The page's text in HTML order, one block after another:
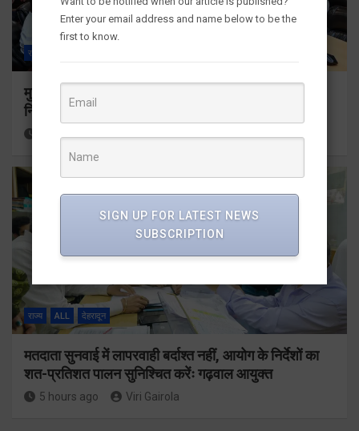
राज्य
मुख्यमंत्री धामी ने उत्तराखंड क्रीड़ा विश्वविद्यालय गौलापार के
निर्माण कार्यों की समीक्षा की
4 hours ago Viri Gairola
राज्य ALL देहरादून
मतदाता सुनवाई में लापरवाही बर्दाश्त नहीं, आयोग के निर्देशों का
शत-प्रतिशत पालन सुनिश्चित करेंः गढ़वाल आयुक्त
5 hours ago Viri Gairola
Enter your email address and name below to be the
first to know.
SIGN UP FOR LATEST NEWS
SUBSCRIPTION